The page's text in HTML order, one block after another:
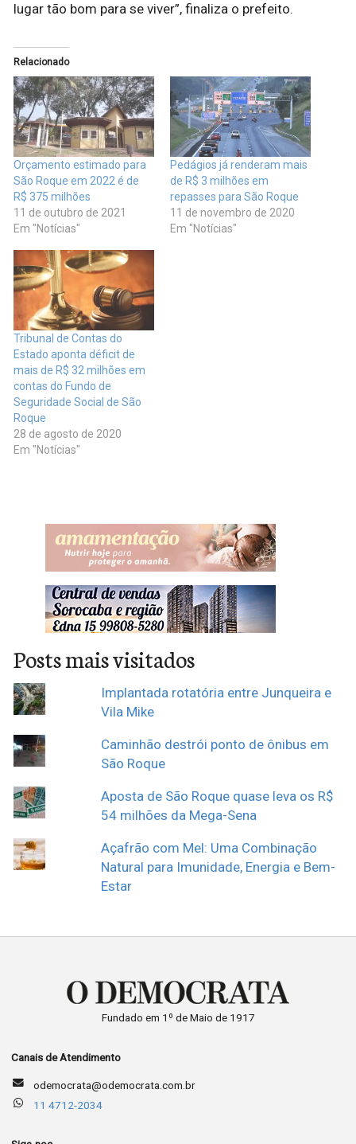
lugar tão bom para se viver”, finaliza o prefeito.
Relacionado
Orçamento estimado para
São Roque em 2022 é de
R$ 375 milhões
11 de outubro de 2021
Em "Notícias"
Pedágios já renderam mais
de R$ 3 milhões em
repasses para São Roque
11 de novembro de 2020
Em "Notícias"
Tribunal de Contas do
Estado aponta déficit de
mais de R$ 32 milhões em
contas do Fundo de
Seguridade Social de São
Roque
28 de agosto de 2020
Em "Notícias"
Posts mais visitados
Implantada rotatória entre Junqueira e
Vila Mike
Caminhão destrói ponto de ônibus em
São Roque
Aposta de São Roque quase leva os R$
54 milhões da Mega-Sena
Açafrão com Mel: Uma Combinação
Natural para Imunidade, Energia e Bem-
Estar
Fundado em 1º de Maio de 1917
Canais de Atendimento
odemocrata@odemocrata.com.br
11 4712-2034